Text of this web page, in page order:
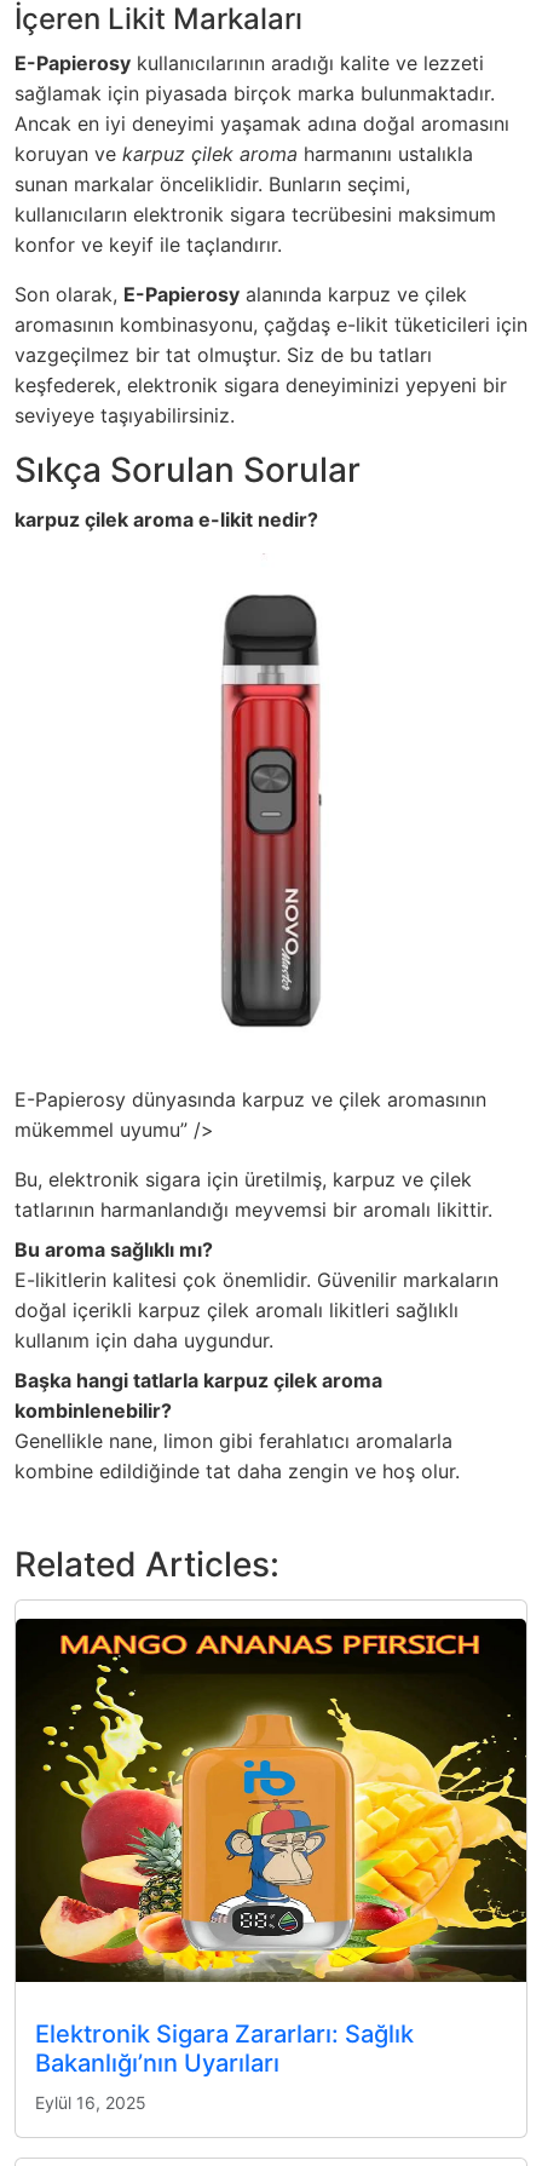
İçeren Likit Markaları
E-Papierosy kullanıcılarının aradığı kalite ve lezzeti
sağlamak için piyasada birçok marka bulunmaktadır.
Ancak en iyi deneyimi yaşamak adına doğal aromasını
koruyan ve karpuz çilek aroma harmanını ustalıkla
sunan markalar önceliklidir. Bunların seçimi,
kullanıcıların elektronik sigara tecrübesini maksimum
konfor ve keyif ile taçlandırır.
Son olarak, E-Papierosy alanında karpuz ve çilek
aromasının kombinasyonu, çağdaş e-likit tüketicileri için
vazgeçilmez bir tat olmuştur. Siz de bu tatları
keşfederek, elektronik sigara deneyiminizi yepyeni bir
seviyeye taşıyabilirsiniz.
Sıkça Sorulan Sorular
karpuz çilek aroma e-likit nedir?
E-Papierosy dünyasında karpuz ve çilek aromasının
mükemmel uyumu” />
Bu, elektronik sigara için üretilmiş, karpuz ve çilek
tatlarının harmanlandığı meyvemsi bir aromalı likittir.
Bu aroma sağlıklı mı?
E-likitlerin kalitesi çok önemlidir. Güvenilir markaların
doğal içerikli karpuz çilek aromalı likitleri sağlıklı
kullanım için daha uygundur.
Başka hangi tatlarla karpuz çilek aroma
kombinlenebilir?
Genellikle nane, limon gibi ferahlatıcı aromalarla
kombine edildiğinde tat daha zengin ve hoş olur.
Related Articles:
Elektronik Sigara Zararları: Sağlık
Bakanlığı’nın Uyarıları
Eylül 16, 2025